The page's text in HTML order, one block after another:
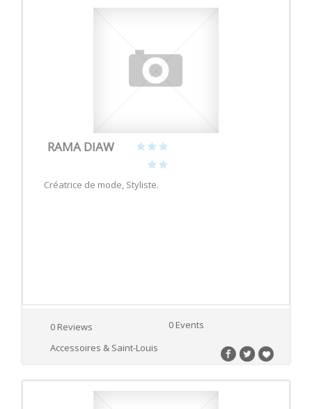
RAMA DIAW
Créatrice de mode, Styliste.
0 Reviews
0 Events
Accessoires & Saint-Louis